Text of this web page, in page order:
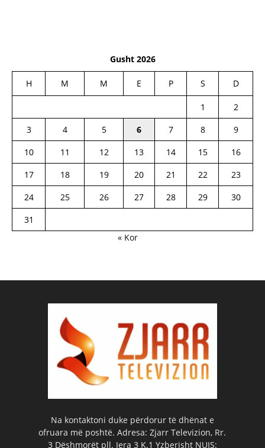
Gusht 2026
H M M E P S D
1
2
3
4 5 6 7 8
9
10
11 12 13 14 15
16
17
18 19 20 21 22
23
24
25 26 27 28 29
30
31
« Kor
Na kontaktoni duke përdorur të dhënat e
ofruara më poshtë. Adresa: Zjarr Televizion, Rr.
3 Dëshmorët pll. Jera 3 K.1 Yzberisht NUIS: